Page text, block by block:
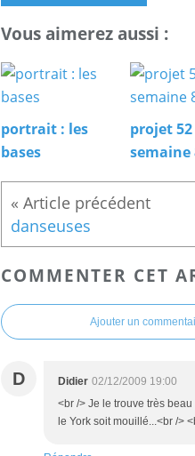
Vous aimerez aussi :
portrait : les
bases
projet 52
semaine
danseuses
COMMENTER CET
Ajouter un
D Didier 02/12/2009 19:00
<br /> Je le trouve très
le York soit mouillé...<br />